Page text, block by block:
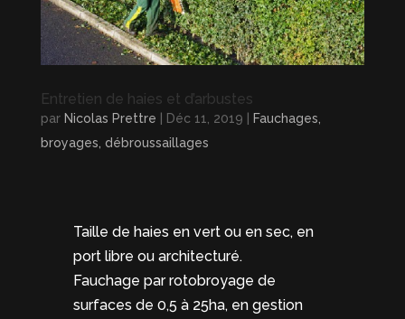
Entretien de haies et d’arbustes
par Nicolas Prettre Déc 11, 2019
Fauchages,
broyages, débroussaillages
Taille de haies en vert ou en sec, en
port libre ou architecturé.
Fauchage par rotobroyage de
surfaces de 0,5 à 25ha, en gestion